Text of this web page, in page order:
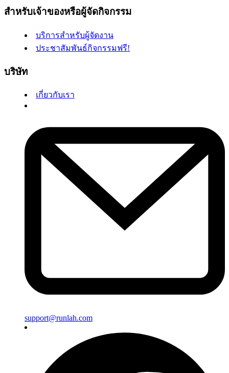
สำหรับเจ้าของหรือผู้จัดกิจกรรม
บริการสำหรับผู้จัดงาน
ประชาสัมพันธ์กิจกรรมฟรี!
บริษัท
เกี่ยวกับเรา
support@runlah.com